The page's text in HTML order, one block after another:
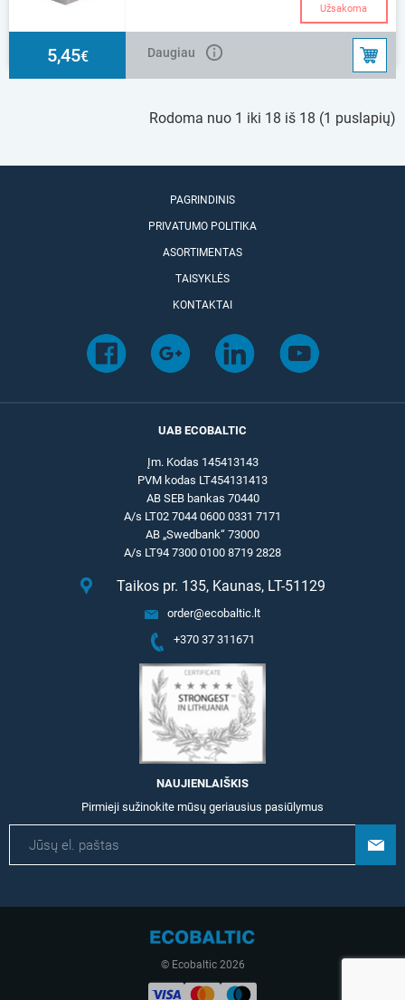
Užsakoma
5,45€ Daugiau
Rodoma nuo 1 iki 18 iš 18 (1 puslapių)
PAGRINDINIS
PRIVATUMO POLITIKA
ASORTIMENTAS
TAISYKLĖS
KONTAKTAI
UAB ECOBALTIC
Įm. Kodas 145413143
PVM kodas LT454131413
AB SEB bankas 70440
A/s LT02 7044 0600 0331 7171
AB „Swedbank“ 73000
A/s LT94 7300 0100 8719 2828
Taikos pr. 135, Kaunas, LT-51129
order@ecobaltic.lt
+370 37 311671
NAUJIENLAIŠKIS
Pirmieji sužinokite mūsų geriausius pasiūlymus
© Ecobaltic 2026